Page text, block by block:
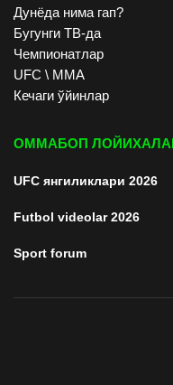
Дунёда нима гап?
Бугунги ТВ-да
Чемпионатлар
UFC \ ММА
Кечаги ўйинлар
ОММАБОП
UFC янгиликлари 2026
Futbol videolar 2026
Sport forum